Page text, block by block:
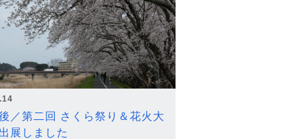
／第二回 さくら祭り＆花火大
展しました